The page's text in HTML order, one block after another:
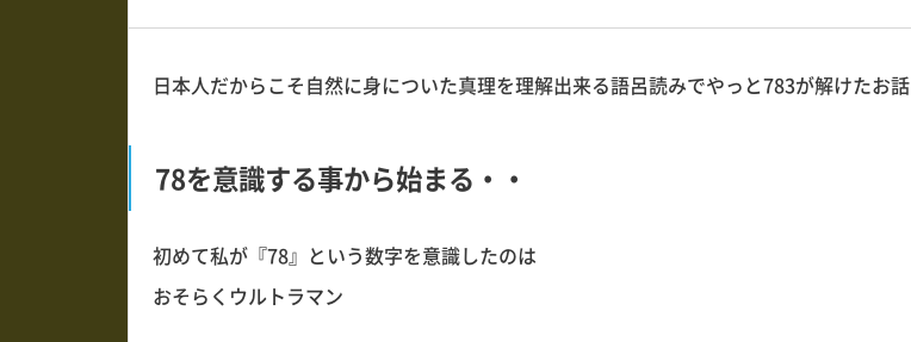
日本人だからこそ自然に身についた真理を理解出来る語呂読みでやっと783が解けたお話
78を意識する事から始まる・・
初めて私が『78』という数字を意識したのは
おそらくウルトラマン